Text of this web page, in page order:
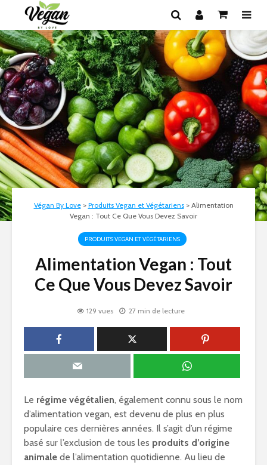
Végan By Love> Produits Vegan et Végétariens> Alimentation
Vegan : Tout Ce Que Vous Devez Savoir
PRODUITS VEGAN ET VÉGÉTARIENS
Alimentation Vegan : Tout
Ce Que Vous Devez Savoir
129 vues 27 min de lecture
Le régime végétalien, également connu sous le nom
d’alimentation vegan, est devenu de plus en plus
populaire ces dernières années. Il s’agit d’un régime
basé sur l’exclusion de tous les produits d’origine
animale de l’alimentation quotidienne. Au lieu de